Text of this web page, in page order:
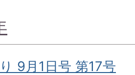
9月1日号 第17号